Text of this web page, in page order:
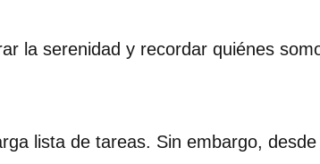
la serenidad y recordar quiénes
lista de tareas. Sin embargo,